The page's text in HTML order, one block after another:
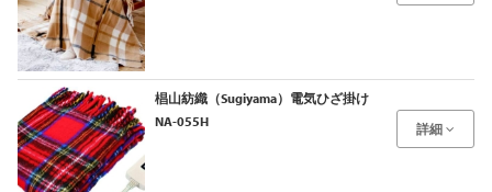
椙山紡織（Sugiyama）電気ひざ掛け
NA-055H
詳細